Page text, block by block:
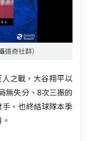
奇社群）
之戰，大谷翔平以
無失分、8次三振的
，也終結球隊本季